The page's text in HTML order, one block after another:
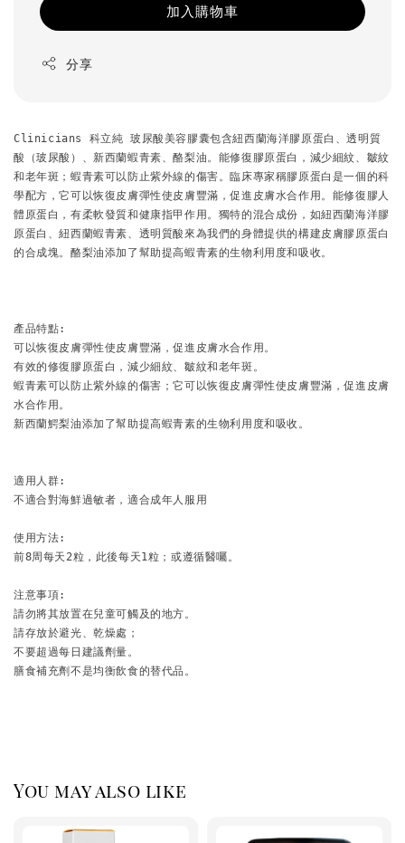
加入購物車
分享
Clinicians 科立純 玻尿酸美容膠囊包含紐西蘭海洋膠原蛋白、透明質
酸（玻尿酸）、新西蘭蝦青素、酪梨油。能修復膠原蛋白，減少細紋、皺紋
和老年斑；蝦青素可以防止紫外線的傷害。臨床專家稱膠原蛋白是一個的科
學配方，它可以恢復皮膚彈性使皮膚豐滿，促進皮膚水合作用。能修復膠人
體原蛋白，有柔軟發質和健康指甲作用。獨特的混合成份，如紐西蘭海洋膠
原蛋白、紐西蘭蝦青素、透明質酸來為我們的身體提供的構建皮膚膠原蛋白
的合成塊。酪梨油添加了幫助提高蝦青素的生物利用度和吸收。
產品特點:
可以恢復皮膚彈性使皮膚豐滿，促進皮膚水合作用。
有效的修復膠原蛋白，減少細紋、皺紋和老年斑。
蝦青素可以防止紫外線的傷害；它可以恢復皮膚彈性使皮膚豐滿，促進皮膚
水合作用。
新西蘭鰐梨油添加了幫助提高蝦青素的生物利用度和吸收。
適用人群:
不適合對海鮮過敏者，適合成年人服用
使用方法:
前8周每天2粒，此後每天1粒；或遵循醫囑。
注意事項:
請勿將其放置在兒童可觸及的地方。
請存放於避光、乾燥處；
不要超過每日建議劑量。
膳食補充劑不是均衡飲食的替代品。
You may also like